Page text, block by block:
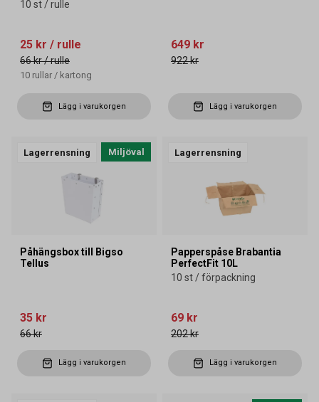
10 st / rulle
25 kr / rulle
66 kr/ rulle
10 rullar / kartong
Lägg i varukorgen
649 kr
922 kr
Lägg i varukorgen
Lagerrensning Miljöval
Påhängsbox till Bigso
Tellus
35 kr
66 kr
Lägg i varukorgen
Lagerrensning
Papperspåse Brabantia
PerfectFit 10L
10 st / förpackning
69 kr
202 kr
Lägg i varukorgen